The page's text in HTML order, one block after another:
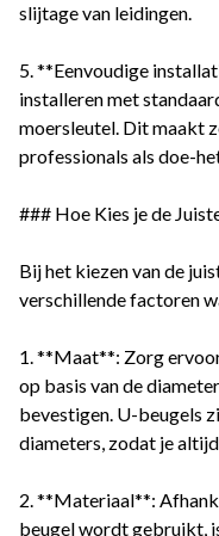
slijtage van leidingen.
5. **Eenvoudige
installeren met
moersleutel. Dit maakt
professionals als doe-
### Hoe Kies je de
Bij het kiezen van de
verschillende factoren
1. **Maat**: Zorg
op basis van de
bevestigen. U-beugels
diameters, zodat je
2. **Materiaal**:
beugel wordt gebruikt,